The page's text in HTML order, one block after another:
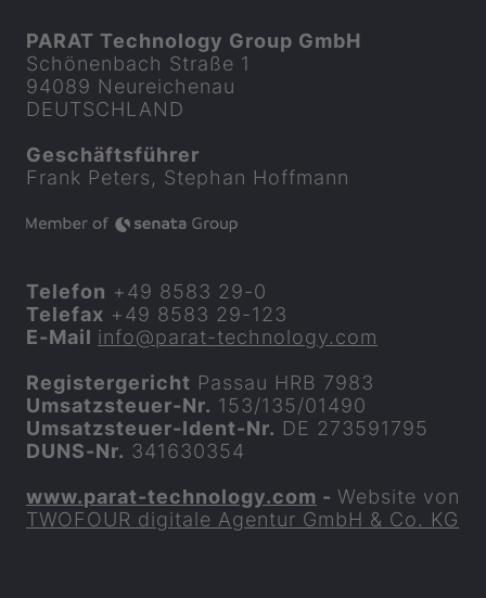
PARAT Technology Group GmbH
Schönenbach Straße 1
94089 Neureichenau
DEUTSCHLAND
Geschäftsführer
Frank Peters, Stephan Hoffmann
Telefon +49 8583 29-0
Telefax +49 8583 29-123
E-Mail info​@parat-technology.com
Registergericht Passau HRB 7983
Umsatzsteuer-Nr. 153/135/01490
Umsatzsteuer-Ident-Nr. DE 273591795
DUNS-Nr. 341630354
www.parat-technology.com - Website von
TWOFOUR digitale Agentur GmbH & Co. KG